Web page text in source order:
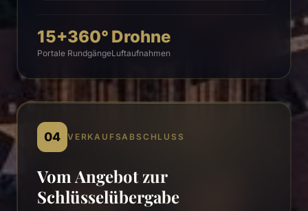
15+
Portale
360°
Rundgänge
Drohne
Luftaufnahmen
04 VERKAUFSABSCHLUSS
Vom Angebot zur
Schlüsselübergabe